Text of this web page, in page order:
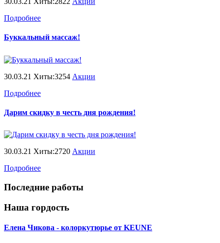
Подробнее
Буккальный массаж!
30.03.21 Хиты:3254 Акции
Подробнее
Дарим скидку в честь дня рождения!
30.03.21 Хиты:2720 Акции
Подробнее
Последние работы
Наша гордость
Елена Чикова - колоркутюрье от KEUNE